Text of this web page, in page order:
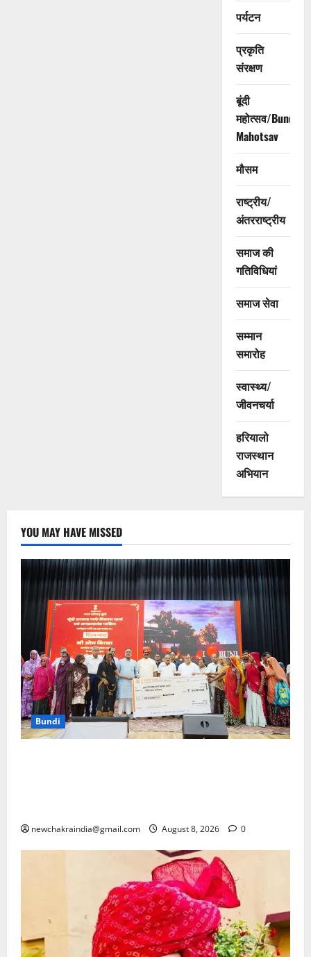
पर्यटन
प्रकृति
संरक्षण
बूंदी
महोत्सव/Bundi
Mahotsav
मौसम
राष्ट्रीय/
अंतरराष्ट्रीय
समाज की
गतिविधियां
समाज सेवा
सम्मान
समारोह
स्वास्थ्य/
जीवनचर्या
हरियालो
राजस्थान
अभियान
YOU MAY HAVE MISSED
Bundi
newchakraindia@gmail.com August 8, 2026 0